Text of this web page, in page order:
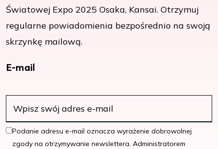
Światowej Expo 2025 Osaka, Kansai. Otrzymuj
regularne powiadomienia bezpośrednio na swoją
skrzynkę mailową.
E-mail
Podanie adresu e-mail oznacza wyrażenie dobrowolnej
zgody na otrzymywanie newslettera. Administratorem